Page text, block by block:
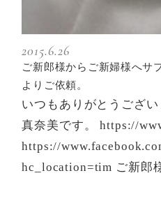
2015.6.26
ご新郎様からご新婦様へ
よりご依頼。
いつもありがとうござ
真奈美です。 https://
https://
hc_location=tim ご新郎